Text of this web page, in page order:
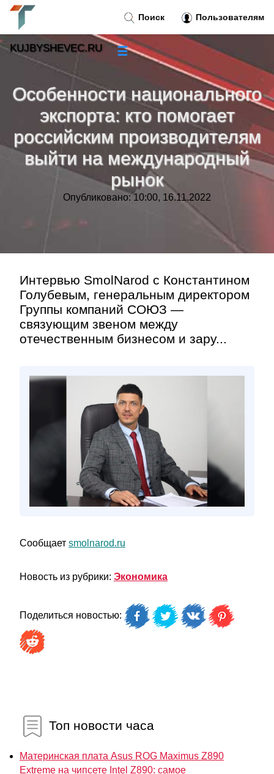
Особенности национального
экспорта: кто помогает
российским производителям
выйти на международный
рынок
Опубликовано: 10:00, 16.11.2022
Интервью SmolNarod с Константином
Голубевым, генеральным директором
Группы компаний СОЮЗ —
связующим звеном между
отечественным бизнесом и зару...
Сообщает smolnarod.ru
Новость из рубрики: Экономика
Поделиться новостью:
Топ новости часа
Материнская плата Asus ROG Maximus Z890
Extreme на чипсете Intel Z890: самое
Поиск Пользователям
KUJBYSHEVEC.RU ☰
Новости
Тренды новостей»
Рубрики»